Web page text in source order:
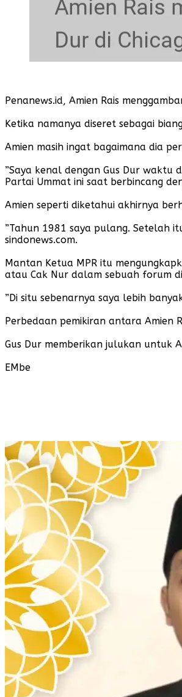
Penanews.id, Amien Rais
Ketika namanya diseret sebagai
Amien masih ingat bagaimana dia
”Saya kenal dengan Gus Dur waktu
Partai Ummat ini saat berbincang
Amien seperti diketahui akhirnya
”Tahun 1981 saya pulang. Setelah
sindonews.com.
Mantan Ketua MPR itu
atau Cak Nur dalam sebuah forum
”Di situ sebenarnya saya lebih
Perbedaan pemikiran antara Amien
Gus Dur memberikan julukan untuk
EMbe